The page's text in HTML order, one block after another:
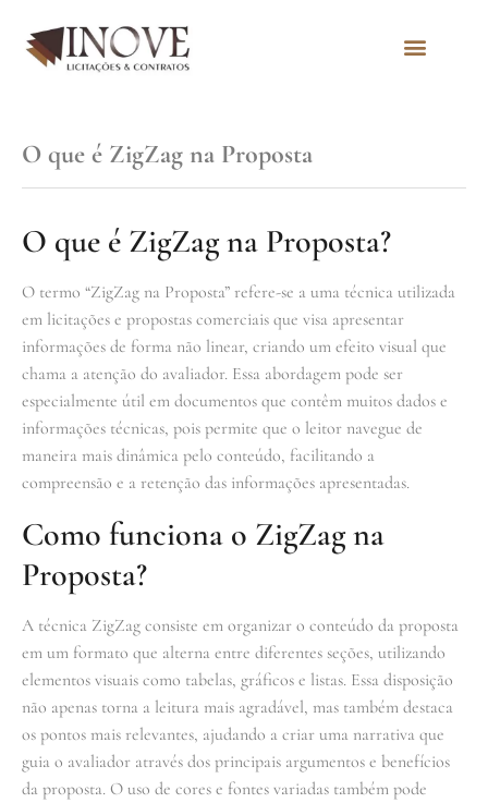
O que é ZigZag na Proposta
O que é ZigZag na Proposta?
O termo “ZigZag na Proposta” refere-se a uma técnica utilizada
em licitações e propostas comerciais que visa apresentar
informações de forma não linear, criando um efeito visual que
chama a atenção do avaliador. Essa abordagem pode ser
especialmente útil em documentos que contêm muitos dados e
informações técnicas, pois permite que o leitor navegue de
maneira mais dinâmica pelo conteúdo, facilitando a
compreensão e a retenção das informações apresentadas.
Como funciona o ZigZag na
Proposta?
A técnica ZigZag consiste em organizar o conteúdo da proposta
em um formato que alterna entre diferentes seções, utilizando
elementos visuais como tabelas, gráficos e listas. Essa disposição
não apenas torna a leitura mais agradável, mas também destaca
os pontos mais relevantes, ajudando a criar uma narrativa que
guia o avaliador através dos principais argumentos e benefícios
da proposta. O uso de cores e fontes variadas também pode